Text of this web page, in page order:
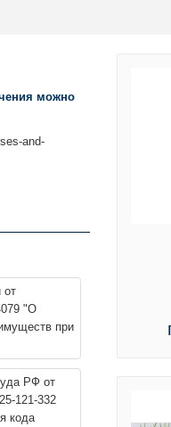
можно
and-
от
"О
при
РФ от
121-332
кода